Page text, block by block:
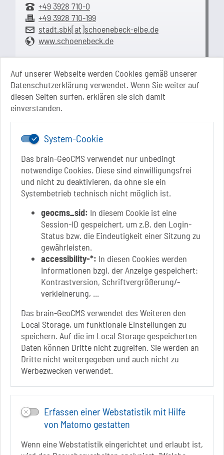
Auf unserer Webseite werden Cookies gemäß unserer
Datenschutzerklärung verwendet. Wenn Sie weiter auf
diesen Seiten surfen, erklären sie sich damit
einverstanden.
System-Cookie
Das brain-GeoCMS verwendet nur unbedingt
notwendige Cookies. Diese sind einwilligungsfrei
und nicht zu deaktivieren, da ohne sie ein
Systembetrieb technisch nicht möglich ist.
geocms_sid: In diesem Cookie ist eine
Session-ID gespeichert, um z.B. den Login-
Status bzw. die Eindeutigkeit einer Sitzung zu
gewährleisten.
accessibility-*: In diesen Cookies werden
Informationen bzgl. der Anzeige gespeichert:
Kontrastversion, Schriftvergrößerung/-
verkleinerung, ...
Das brain-GeoCMS verwendet des Weiteren den
Local Storage, um funktionale Einstellungen zu
speichern. Auf die im Local Storage gespeicherten
Daten können Dritte nicht zugreifen. Sie werden an
Dritte nicht weitergegeben und auch nicht zu
Werbezwecken verwendet.
Erfassen einer Webstatistik mit Hilfe
von Matomo gestatten
Wenn eine Webstatistik eingerichtet und erlaubt ist,
+49 3928 710-0
+49 3928 710-199
stadt.sbk[at]schoenebeck-elbe.de
www.schoenebeck.de
Mo.: 13 Uhr - 15 Uhr
Di.: 9 Uhr - 11.30 Uhr
13 Uhr - 18 Uhr
Do.: 9 Uhr - 11.30 Uhr
Fr.: nach Vereinbarung
Folgt uns auf
FACEBOOK
INSTAGRAM
YOUTUBE
Link zur Google-Maps Navigation
SOLEPARK Schönebeck/Bad Salzelmen
Eigenbetrieb der Stadt Schönebeck (Elbe)
Badepark 1
39218 Schönebeck (Elbe)
+49 3928 7055-0
+49 3928 7055-42
info[at]solepark.de
www.visitschoenebeck.de
Infos zur Barrierefreiheit